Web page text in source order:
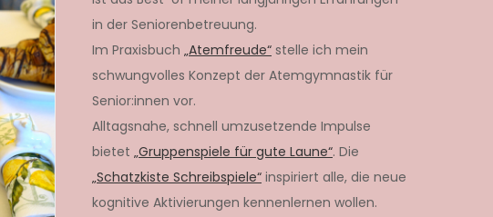
in der Seniorenbetreuung.
Im Praxisbuch „Atemfreude“ stelle ich mein
schwungvolles Konzept der Atemgymnastik für
Senior:innen vor.
Alltagsnahe, schnell umzusetzende Impulse
bietet „Gruppenspiele für gute Laune“. Die
„Schatzkiste Schreibspiele“ inspiriert alle, die neue
kognitive Aktivierungen kennenlernen wollen.